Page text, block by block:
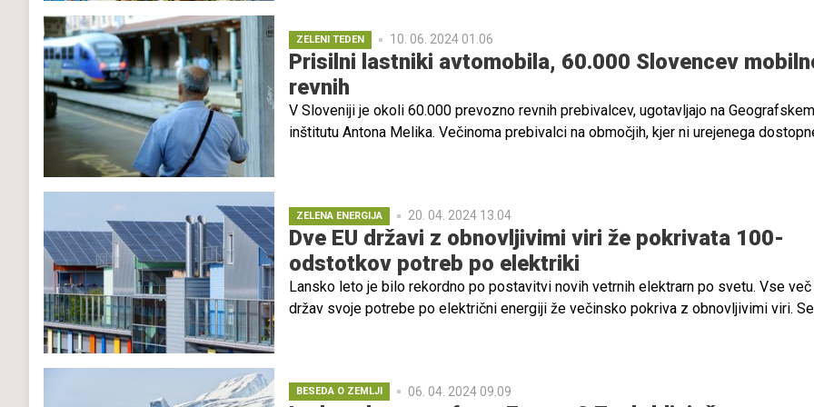
ZELENI TEDEN 10. 06. 2024 01.06
Prisilni lastniki avtomobila, 60.000 Slovencev
revnih
V Sloveniji je okoli 60.000 prevozno revnih prebivalcev, ugotavljajo na Geografskem
inštitutu Antona Melika. Večinoma prebivalci na območjih, kjer ni urejenega
ranljivi prebivalci, ki ob nizkih dohodkih velik del namenijo prevozom za najnujnejše
življenjske opravke.
ZELENA ENERGIJA 20. 04. 2024 13.04
Dve EU državi z obnovljivimi viri že pokrivata 100-
odstotkov potreb po elektriki
Lansko leto je bilo rekordno po postavitvi novih vetrnih elektrarn po svetu. Vse več
držav svoje potrebe po električni energiji že večinsko pokriva z obnovljivimi viri.
BESEDA O ZEMLJI 06. 04. 2024 09.09